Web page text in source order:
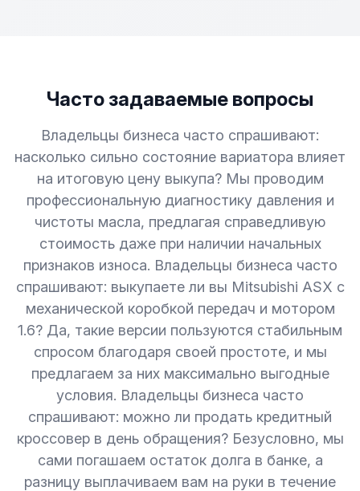
Часто задаваемые вопросы
Владельцы бизнеса часто спрашивают:
насколько сильно состояние вариатора влияет
на итоговую цену выкупа? Мы проводим
профессиональную диагностику давления и
чистоты масла, предлагая справедливую
стоимость даже при наличии начальных
признаков износа. Владельцы бизнеса часто
спрашивают: выкупаете ли вы Mitsubishi ASX с
механической коробкой передач и мотором
1.6? Да, такие версии пользуются стабильным
спросом благодаря своей простоте, и мы
предлагаем за них максимально выгодные
условия. Владельцы бизнеса часто
спрашивают: можно ли продать кредитный
кроссовер в день обращения? Безусловно, мы
сами погашаем остаток долга в банке, а
разницу выплачиваем вам на руки в течение